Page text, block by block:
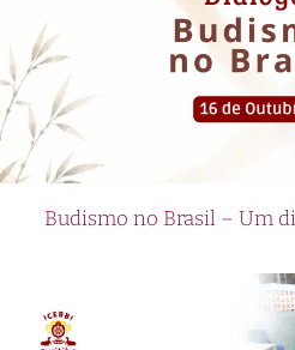
Budismo no Brasil – Um